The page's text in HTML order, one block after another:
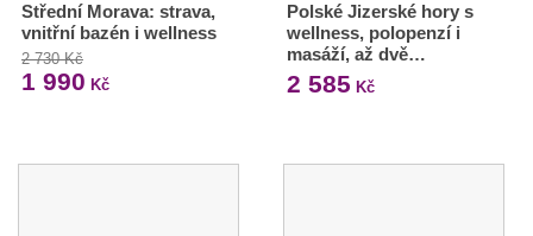
Střední Morava: strava,
vnitřní bazén i wellness
2 730 Kč
1 990 Kč
Polské Jizerské hory s
wellness, polopenzí i
masáží, až dvě…
2 585 Kč